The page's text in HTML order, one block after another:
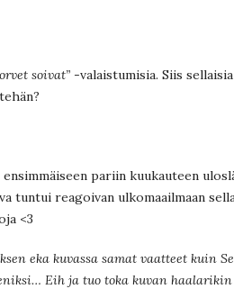
soivat” -valaistumisia. Siis sellaisia
pariin kuukauteen
tuntui reagoivan ulkomaailmaan
<3
eka kuvassa samat vaatteet kuin
Eih ja tuo toka kuvan